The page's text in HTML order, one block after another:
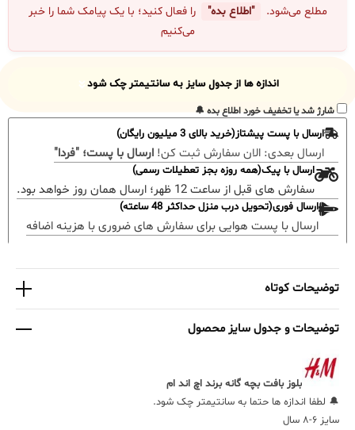
مطلع می‌شود.
"اطلاع بده"
را فعال کنید؛ با یک پیامک شما را خبر
می‌کنیم
اندازه ها از جدول سایز به سانتیمتر چک شود
شارژ شد یا تخفیف خورد اطلاع بده 🔔
ارسال با پست پیشتاز(خرید بالای 3 میلیون رایگان)
ارسال بعدی: الان سفارش ثبت کن! ارسال با پست؛ "فردا"
ارسال با پیک(همه روزه بجز تعطیلات رسمی)
سفارش های قبل از ساعت 12 ظهر؛ ارسال همان روز خواهد بود.
ارسال فوری(تحویل درب منزل حداکثر 48 ساعته)
ارسال با پست هوایی برای سفارش های ضروری با هزینه اضافه
توضیحات کوتاه
توضیحات و جدول سایز محصول
بلوز بافت بچه گانه برند اچ اند ام
🔔 لطفا اندازه ها حتما به سانتیمتر چک شود.
سایز ۶-۸ سال